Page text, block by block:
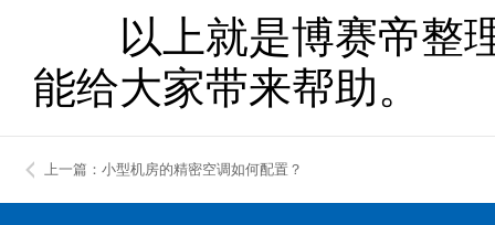
以上就是博赛帝整
能给大家带来帮助。
上一篇：小型机房的精密空调如何配置？